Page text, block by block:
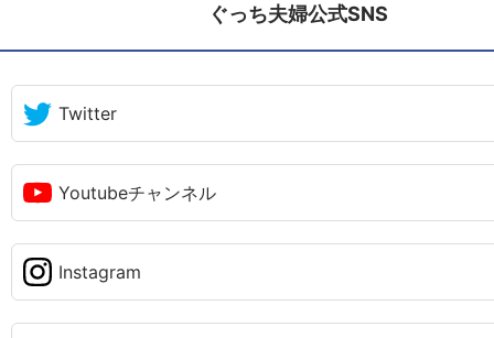
ぐっち夫婦公式SNS
Twitter
Youtubeチャンネル
Instagram